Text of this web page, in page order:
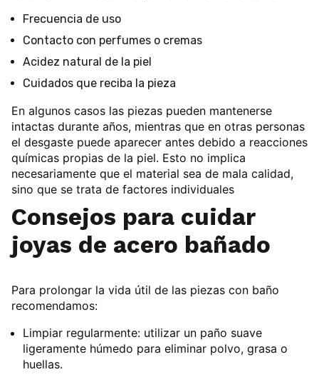
Frecuencia de uso
Contacto con perfumes o cremas
Acidez natural de la piel
Cuidados que reciba la pieza
En algunos casos las piezas pueden mantenerse
intactas durante años, mientras que en otras personas
el desgaste puede aparecer antes debido a reacciones
químicas propias de la piel. Esto no implica
necesariamente que el material sea de mala calidad,
sino que se trata de factores individuales
Consejos para cuidar
joyas de acero bañado
Para prolongar la vida útil de las piezas con baño
recomendamos:
Limpiar regularmente: utilizar un paño suave
ligeramente húmedo para eliminar polvo, grasa o
huellas.